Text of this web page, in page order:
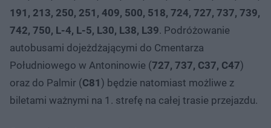
191, 213, 250, 251, 409, 500, 518, 724, 727, 737, 739,
742, 750, L-4, L-5, L30, L38, L39. Podróżowanie
autobusami dojeżdżającymi do Cmentarza
Południowego w Antoninowie (727, 737, C37, C47)
oraz do Palmir (C81) będzie natomiast możliwe z
biletami ważnymi na 1. strefę na całej trasie przejazdu.